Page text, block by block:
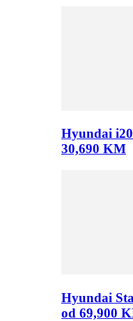
Hyundai
30,690 KM
Hyundai
od 69,900